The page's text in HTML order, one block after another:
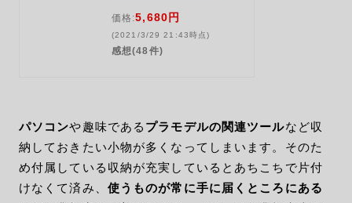
価格:5,680円
(2021/3/29 21:43時点)
感想(48件)
パソコンや趣味である プラモデルの関連ツールなど収
納しておきたい小物が多くなってしまいます。そのた
め付属している収納が充実しているとあちこちで片付
けなくて済み、 使うものが常に手に届くところにある